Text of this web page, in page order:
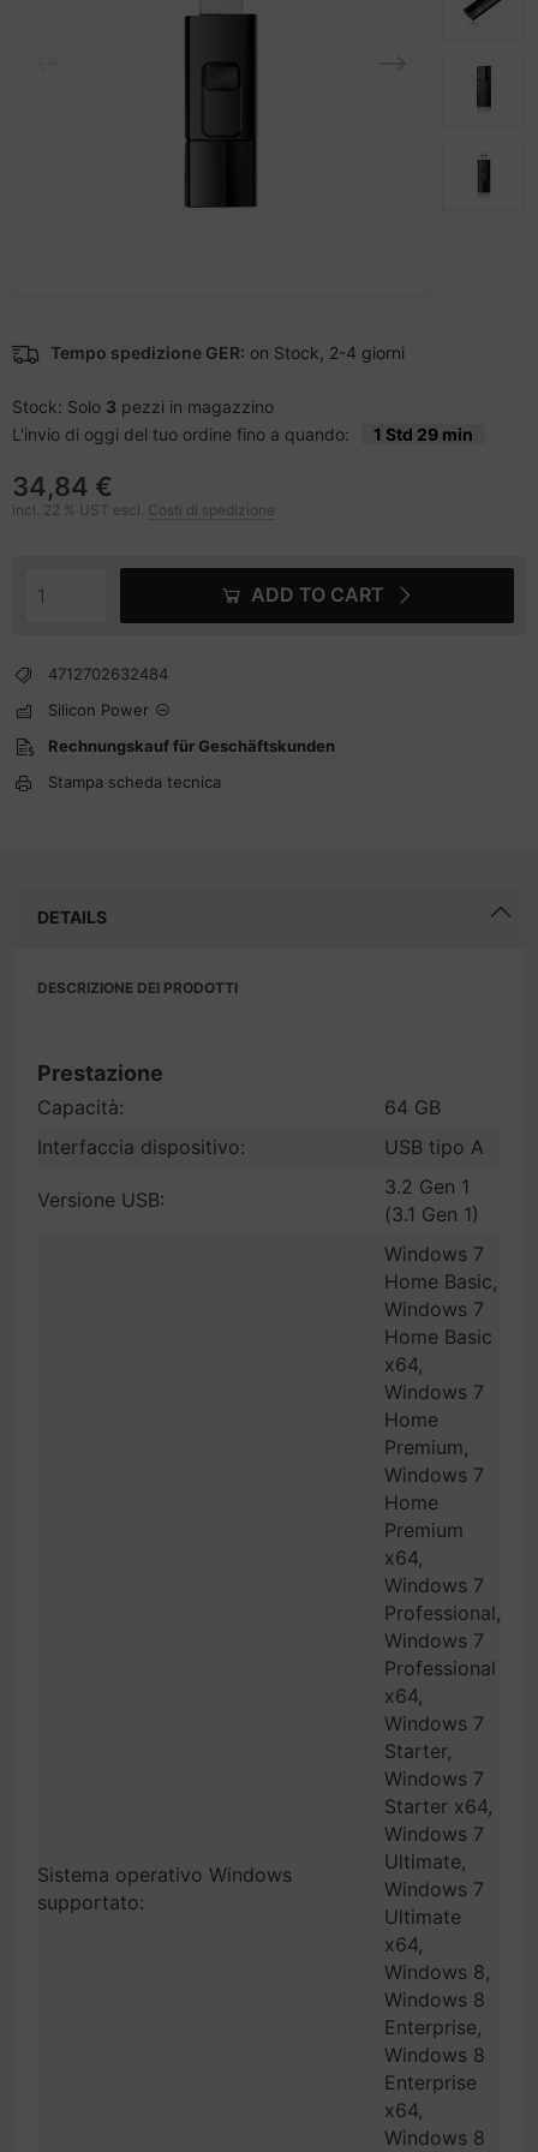
Tempo spedizione GER: on Stock, 2-4 giorni
Stock: Solo 3 pezzi in magazzino
L'invio di oggi del tuo ordine fino a quando:
1 Std 29 min
34,84 €
incl. 22 % UST escl. Costi di spedizione
ADD TO CART
4712702632484
Silicon Power
Rechnungskauf für Geschäftskunden
Stampa scheda tecnica
DETAILS
DESCRIZIONE DEI PRODOTTI
Prestazione
Capacità:
64 GB
Interfaccia dispositivo:
USB tipo A
Versione USB:
3.2 Gen 1
(3.1 Gen 1)
Sistema operativo Windows
supportato:
Windows 7
Home Basic,
Windows 7
Home Basic
x64,
Windows 7
Home
Premium,
Windows 7
Home
Premium
x64,
Windows 7
Professional,
Windows 7
Professional
x64,
Windows 7
Starter,
Windows 7
Starter x64,
Windows 7
Ultimate,
Windows 7
Ultimate
x64,
Windows 8,
Windows 8
Enterprise,
Windows 8
Enterprise
x64,
Windows 8
Zubehör
da esposizione
madri
e dischi rigidi
Mainboards